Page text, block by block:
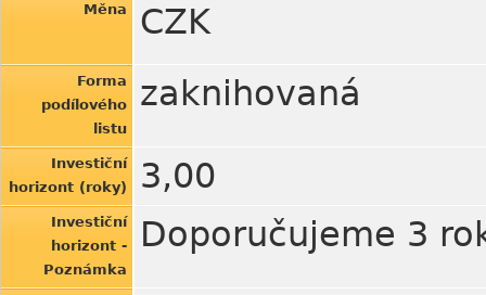
Měna CZK
Forma
podílového
listu
zaknihovaná
Investiční
horizont (roky)
3,00
Investiční
horizont -
Poznámka
Doporučujeme 3